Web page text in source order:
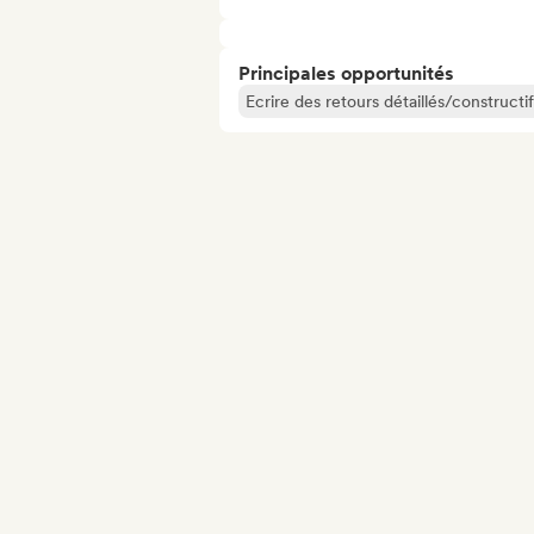
Principales opportunités
Ecrire des retours détaillés/